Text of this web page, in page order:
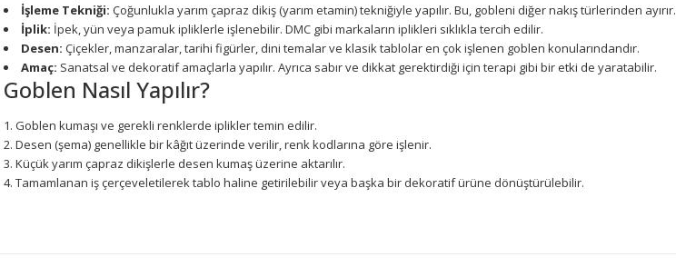
İşleme Tekniği: Çoğunlukla yarım çapraz dikiş (yarım etamin) tekniğiyle yapılır. Bu, gobleni diğer nakış türlerinden ayırır.
İplik: İpek, yün veya pamuk ipliklerle işlenebilir. DMC gibi markaların iplikleri sıklıkla tercih edilir.
Desen: Çiçekler, manzaralar, tarihi figürler, dini temalar ve klasik tablolar en çok işlenen goblen konularındandır.
Amaç: Sanatsal ve dekoratif amaçlarla yapılır. Ayrıca sabır ve dikkat gerektirdiği için terapi gibi bir etki de yaratabilir.
Goblen Nasıl Yapılır?
Goblen kumaşı ve gerekli renklerde iplikler temin edilir.
Desen (şema) genellikle bir kâğıt üzerinde verilir, renk kodlarına göre işlenir.
Küçük yarım çapraz dikişlerle desen kumaş üzerine aktarılır.
Tamamlanan iş çerçeveletilerek tablo haline getirilebilir veya başka bir dekoratif ürüne dönüştürülebilir.